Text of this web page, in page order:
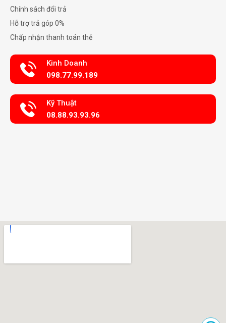
Chính sách đổi trả
Hỗ trợ trả góp 0%
Chấp nhận thanh toán thẻ
Kinh Doanh
098.77.99.189
Kỹ Thuật
08.88.93.93.96